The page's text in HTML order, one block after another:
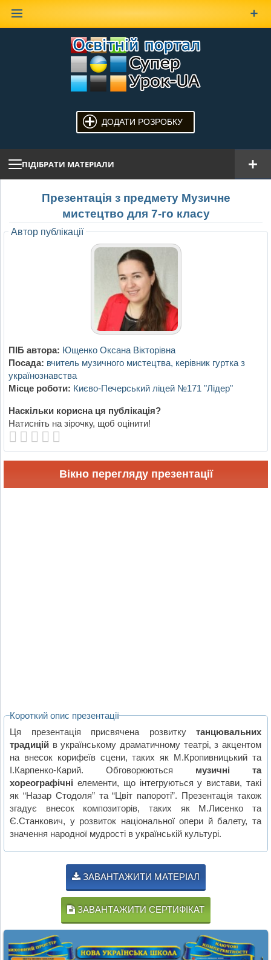
ДОДАТИ РОЗРОБКУ
ПІДІБРАТИ МАТЕРІАЛИ
Презентація з предмету Музичне
мистецтво для 7-го класу
Автор публікації
ПІБ автора: Ющенко Оксана Вікторівна
Посада: вчитель музичного мистецтва, керівник гуртка з
українознавства
Місце роботи: Києво-Печерський ліцей №171 "Лідер"
Наскільки корисна ця публікація?
Натисніть на зірочку, щоб оцінити!
Вікно перегляду презентації
Короткий опис презентації
Ця презентація присвячена розвиткутанцювальних
традицій в українському драматичному театрі, з акцентом
на внесок корифеїв сцени, таких як М.Кропивницький та
І.Карпенко-Карий. Обговорюються музичні та
хореографічні елементи, що інтегруються у вистави, такі
як “Назар Стодоля” та “Цвіт папороті”. Презентація також
згадує внесок композиторів, таких як М.Лисенко та
Є.Станкович, у розвиток національної опери й балету, та
значення народної мудрості в українській культурі.
ЗАВАНТАЖИТИ МАТЕРІАЛ
ЗАВАНТАЖИТИ СЕРТИФІКАТ